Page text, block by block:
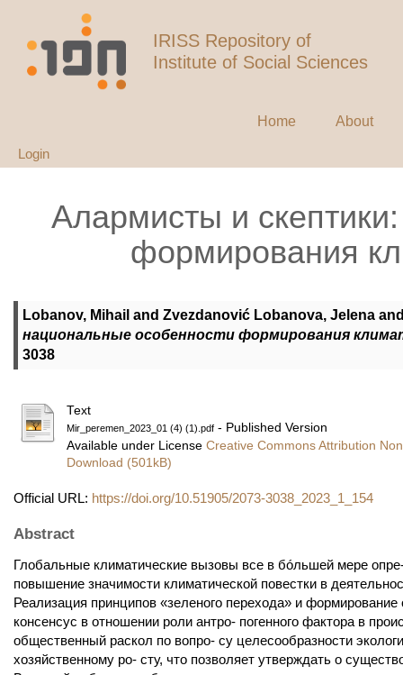
IRISS Repository of
Institute of Social Sciences
Home About
Login
Aлармисты и
формирования
Lobanov, Mihail and Zvezdanović Lobanova, Jelena
национальные особенности формирования
3038
Text
Mir_peremen_2023_01 (4) (1).pdf - Published Version
Available under License Creative Commons Attribution
Download (501kB)
Official URL: https://doi.org/10.51905/2073-3038_2023_1_154
Abstract
Глобальные климатические вызовы все в бóльшей мере
повышение значимости климатической повестки в
Реализация принципов «зеленого перехода» и
консенсус в отношении роли антро- погенного фактора в
общественный раскол по вопро- су целесообразности
хозяйственному ро- сту, что позволяет утверждать о